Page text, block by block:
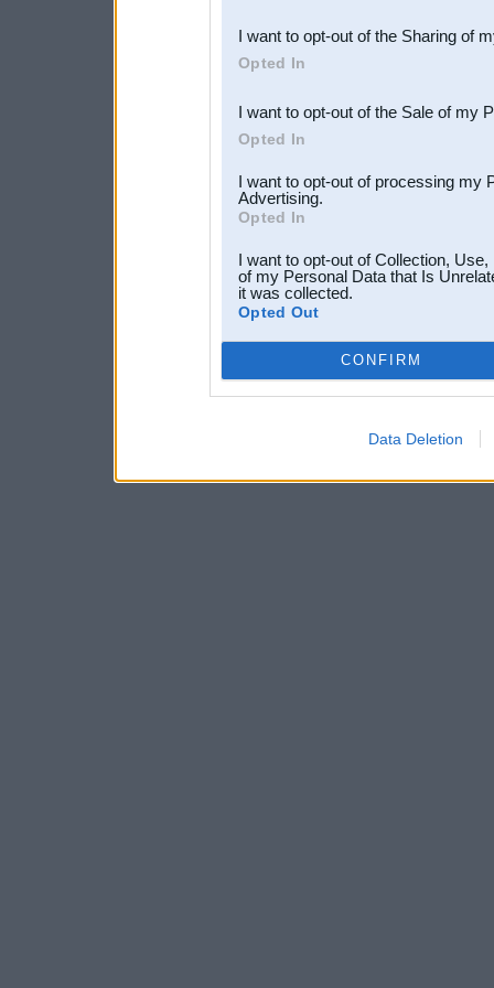
Downstream Participants
third parties.
I want to opt-out of the Sharing of
Opted In
I want to opt-out of the Sale of my
Opted In
I want to opt-out of processing my
Advertising.
Opted In
I want to opt-out of Collection,
of my Personal Data that Is
it was collected.
Opted Out
CONFIRM
Data Deletion